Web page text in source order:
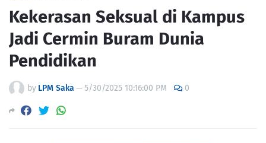
Kekerasan Seksual di Kampus
Jadi Cermin Buram Dunia
Pendidikan
by LPM Saka —5/30/2025 10:16:00 PM 0